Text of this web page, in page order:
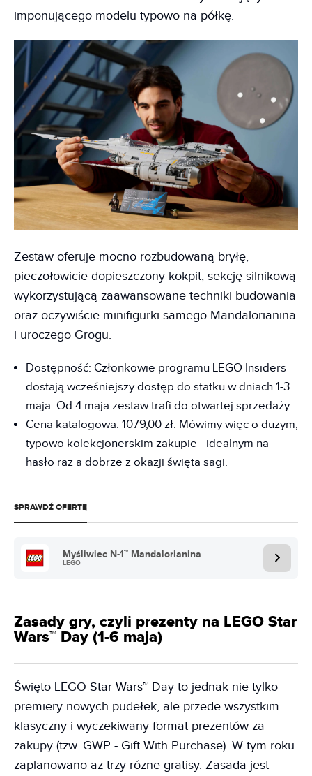
imponującego modelu typowo na półkę.
Zestaw oferuje mocno rozbudowaną bryłę,
pieczołowicie dopieszczony kokpit, sekcję silnikową
wykorzystującą zaawansowane techniki budowania
oraz oczywiście minifigurki samego Mandalorianina
i uroczego Grogu.
Dostępność: Członkowie programu LEGO Insiders
dostają wcześniejszy dostęp do statku w dniach 1-3
maja. Od 4 maja zestaw trafi do otwartej sprzedaży.
Cena katalogowa: 1079,00 zł. Mówimy więc o dużym,
typowo kolekcjonerskim zakupie - idealnym na
hasło raz a dobrze z okazji święta sagi.
SPRAWDŹ OFERTĘ
Myśliwiec N-1™ Mandalorianina
LEGO
Zasady gry, czyli prezenty na LEGO Star
Wars™ Day (1-6 maja)
Święto LEGO Star Wars™ Day to jednak nie tylko
premiery nowych pudełek, ale przede wszystkim
klasyczny i wyczekiwany format prezentów za
zakupy (tzw. GWP - Gift With Purchase). W tym roku
zaplanowano aż trzy różne gratisy. Zasada jest